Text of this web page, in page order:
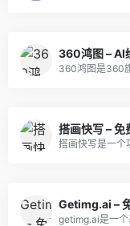
360鸿图 – AI
360鸿图是360
搭画快写 –
Getimg.ai –